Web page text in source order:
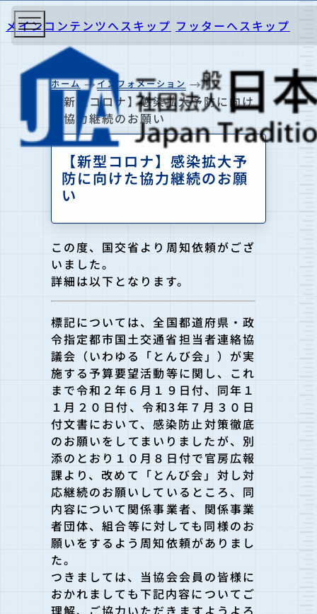
メインコンテンツへスキップ フッターへスキップ
ホーム インフォメーション
【新型コロナ】感染拡大予防に向け
た協力継続のお願い
【新型コロナ】感染拡大予
防に向けた協力継続のお願
い
この度、国交省より周知依頼がござ
いました。
詳細は以下となります。
標記については、全国都道府県・政
令指定都市国土交通省担当者連絡協
議会（いわゆる「とんび会」） が実
施する予算要望活動等に関し、これ
まで令和２年６月１９日付、同年１
１月２０日付、令和3年７ 月３０日
付文書において、感染防止対策徹底
のお願いをしてまいり ましたが、別
添のとおり１０月８日付で官房広報
課より、改めて「とんび会」 対し対
応継続のお願いしているところ、同
内容について関係事業者、関係事業
者団体、組合等に対しても同様のお
願いをするよう周知依頼がありまし
た。
つきましては、当協会会員の皆様に
おかれましても下記内容についてご
理解、 ご協力いただきますようよ ろ